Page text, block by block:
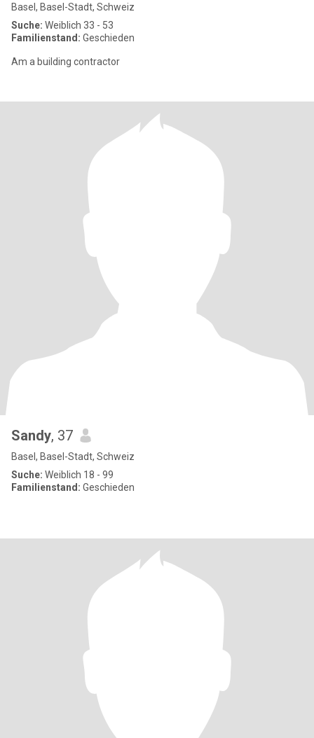
Basel, Basel-Stadt, Schweiz
Suche: Weiblich 33 - 53
Familienstand: Geschieden
Am a building contractor
Sandy, 37
Basel, Basel-Stadt, Schweiz
Suche: Weiblich 18 - 99
Familienstand: Geschieden